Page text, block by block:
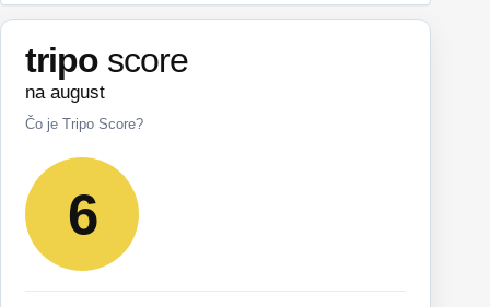
tripo score
na august
Čo je Tripo Score?
6